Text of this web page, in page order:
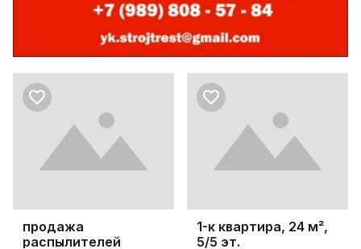
продажа
распылителей
1-к квартира, 24 м²,
5/5 эт.